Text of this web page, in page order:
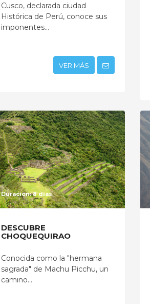
Cusco, declarada ciudad
Histórica de Perú, conoce sus
imponentes...
VER MÁS
Duración: 8 días
DESCUBRE
CHOQUEQUIRAO
Conocida como la "hermana
sagrada" de Machu Picchu, un
camino...